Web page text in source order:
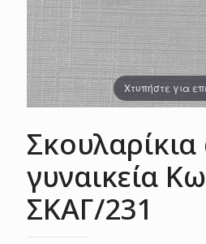
Χτυπήστε για
γυναικεία
ΣΚΑΓ/231